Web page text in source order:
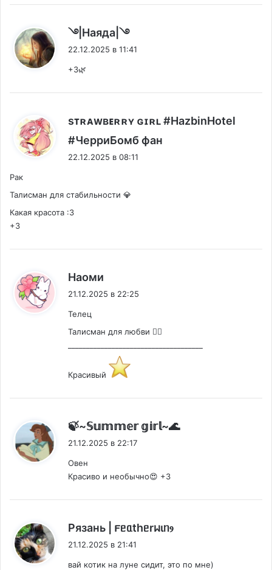
࿓|Наяда|࿓:
22.12.2025 в 11:41
+3🌿
sᴛʀᴀᴡʙᴇʀʀʏ ɢɪʀʟ #HazbinHotel
#ЧерриБомб фан
22.12.2025 в 08:11
Рак
Талисман для стабильности 💎
Какая красота :3
+3
Наоми
21.12.2025 в 22:25
Телец
Талисман для любви ❤️‍🔥
Красивый
🍃~𝕊𝕦𝕞𝕞𝕖𝕣 𝕘𝕚𝕣𝕝~🌊
21.12.2025 в 22:17
Овен
Красиво и необычно😍 +3
Рязань | 𐔥ᥱᥲthᥱrᥕιᥒⳋ
21.12.2025 в 21:41
вай котик на луне сидит, это по мне)